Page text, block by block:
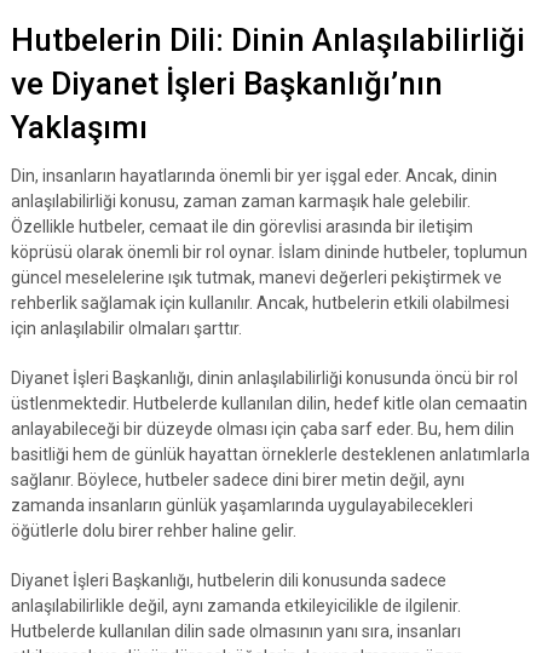
Hutbelerin Dili: Dinin Anlaşılabilirliği
ve Diyanet İşleri Başkanlığı’nın
Yaklaşımı
Din, insanların hayatlarında önemli bir yer işgal eder. Ancak, dinin
anlaşılabilirliği konusu, zaman zaman karmaşık hale gelebilir.
Özellikle hutbeler, cemaat ile din görevlisi arasında bir iletişim
köprüsü olarak önemli bir rol oynar. İslam dininde hutbeler, toplumun
güncel meselelerine ışık tutmak, manevi değerleri pekiştirmek ve
rehberlik sağlamak için kullanılır. Ancak, hutbelerin etkili olabilmesi
için anlaşılabilir olmaları şarttır.
Diyanet İşleri Başkanlığı, dinin anlaşılabilirliği konusunda öncü bir rol
üstlenmektedir. Hutbelerde kullanılan dilin, hedef kitle olan cemaatin
anlayabileceği bir düzeyde olması için çaba sarf eder. Bu, hem dilin
basitliği hem de günlük hayattan örneklerle desteklenen anlatımlarla
sağlanır. Böylece, hutbeler sadece dini birer metin değil, aynı
zamanda insanların günlük yaşamlarında uygulayabilecekleri
öğütlerle dolu birer rehber haline gelir.
Diyanet İşleri Başkanlığı, hutbelerin dili konusunda sadece
anlaşılabilirlikle değil, aynı zamanda etkileyicilikle de ilgilenir.
Hutbelerde kullanılan dilin sade olmasının yanı sıra, insanları